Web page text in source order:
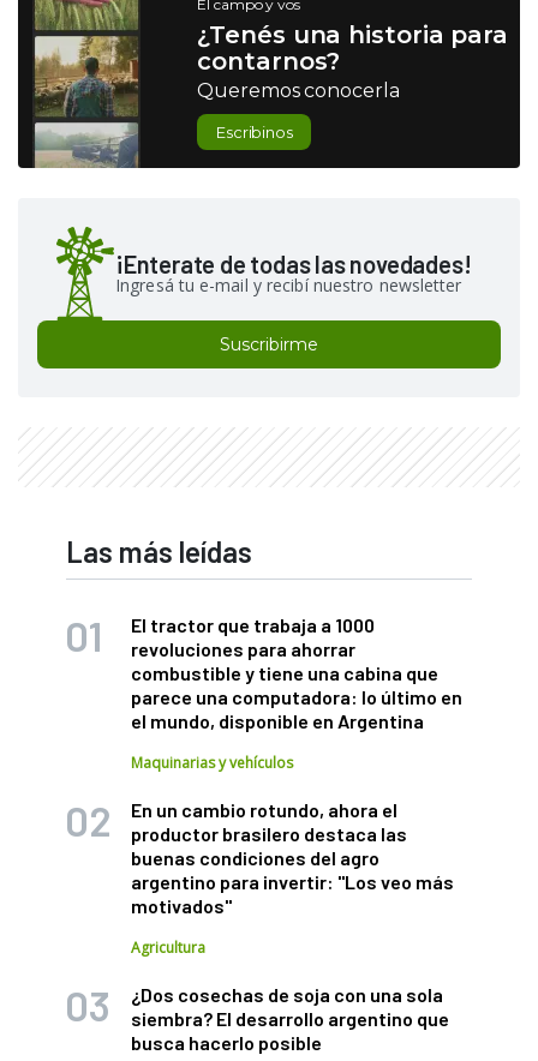
El campo y vos
¿Tenés una historia para
contarnos?
Queremos conocerla
Escribinos
¡Enterate de todas las novedades!
Ingresá tu e-mail y recibí nuestro newsletter
Suscribirme
Las más leídas
El tractor que trabaja a 1000
revoluciones para ahorrar
combustible y tiene una cabina que
parece una computadora: lo último en
el mundo, disponible en Argentina
Maquinarias y vehículos
En un cambio rotundo, ahora el
productor brasilero destaca las
buenas condiciones del agro
argentino para invertir: "Los veo más
motivados"
Agricultura
¿Dos cosechas de soja con una sola
siembra? El desarrollo argentino que
busca hacerlo posible